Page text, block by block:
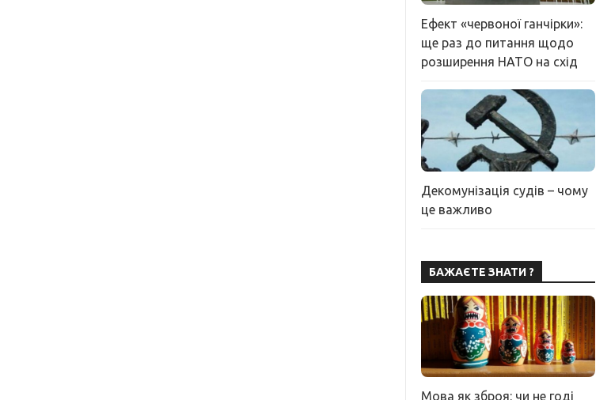
Ефект «червоної ганчірки»:
ще раз до питання щодо
розширення НАТО на схід
Декомунізація судів – чому
це важливо
БАЖАЄТЕ ЗНАТИ ?
Мова як зброя: чи не годі